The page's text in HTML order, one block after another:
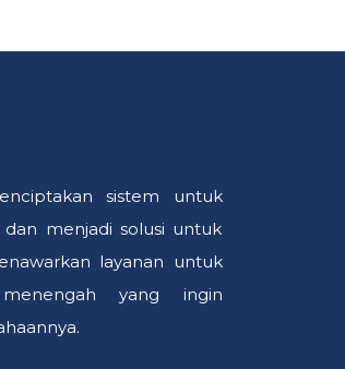
sistem untuk
menjadi solusi untuk
layanan untuk
yang ingin